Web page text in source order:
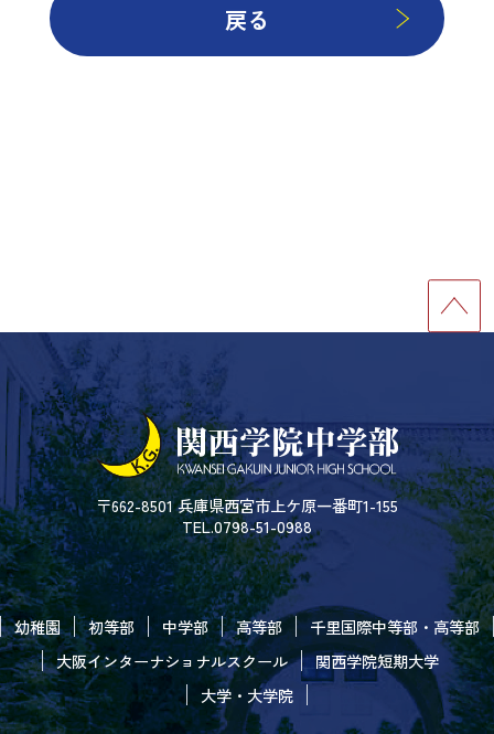
戻る
〒662-8501 兵庫県西宮市上ケ原一番町1-155
TEL.0798-51-0988
幼稚園 初等部 中学部 高等部
千里国際中等部・高等部
大阪インターナショナルスクール
関西学院短期大学
大学・大学院